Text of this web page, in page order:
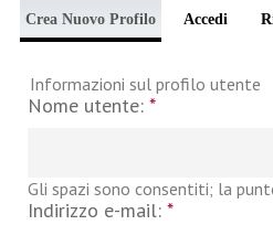
Crea Nuovo Profilo Accedi
Informazioni sul profilo utente
Nome utente: *
Gli spazi sono consentiti; la
Indirizzo e-mail: *